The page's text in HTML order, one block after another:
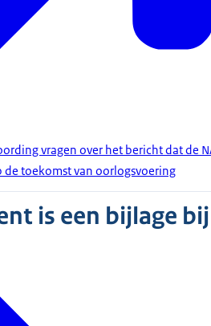
vragen over het bericht dat de
toekomst van oorlogsvoering
is een bijlage bij